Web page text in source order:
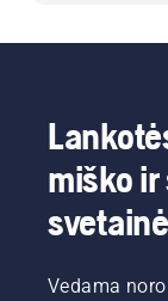
miško
Vedama